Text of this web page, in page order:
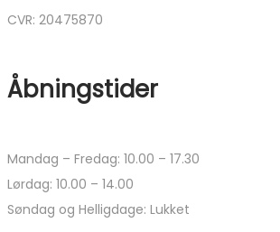
CVR: 20475870
Åbningstider
Mandag – Fredag: 10.00 – 17.30
Lørdag: 10.00 – 14.00
Søndag og Helligdage: Lukket